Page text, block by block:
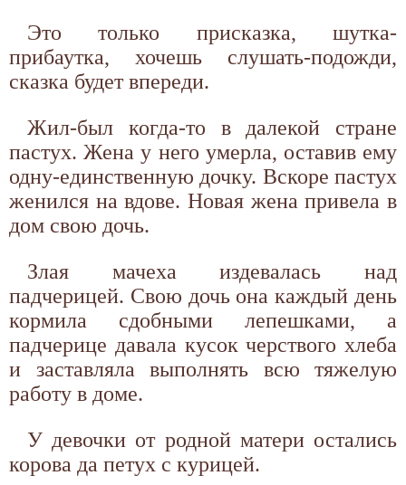
Это только присказка, шутка-
прибаутка, хочешь слушать-подожди,
сказка будет впереди.
Жил-был когда-то в далекой стране
пастух. Жена у него умерла, оставив ему
одну-единственную дочку. Вскоре пастух
женился на вдове. Новая жена привела в
дом свою дочь.
Злая мачеха издевалась над
падчерицей. Свою дочь она каждый день
кормила сдобными лепешками, а
падчерице давала кусок черствого хлеба
и заставляла выполнять всю тяжелую
работу в доме.
У девочки от родной матери остались
корова да петух с курицей.